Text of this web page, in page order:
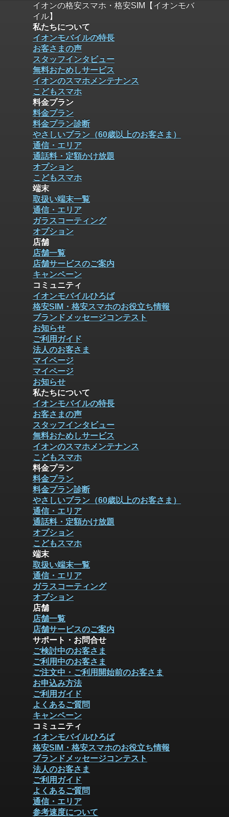
イオンの格安スマホ・格安SIM【イオンモバ
イル】
私たちについて
イオンモバイルの特長
お客さまの声
スタッフインタビュー
無料おためしサービス
イオンのスマホメンテナンス
こどもスマホ
料金プラン
料金プラン
料金プラン診断
やさしいプラン（60歳以上のお客さま）
通信・エリア
通話料・定額かけ放題
オプション
こどもスマホ
端末
取扱い端末一覧
通信・エリア
ガラスコーティング
オプション
店舗
店舗一覧
店舗サービスのご案内
キャンペーン
コミュニティ
イオンモバイルひろば
格安SIM・格安スマホのお役立ち情報
ブランドメッセージコンテスト
お知らせ
ご利用ガイド
法人のお客さま
マイページ
マイページ
お知らせ
私たちについて
イオンモバイルの特長
お客さまの声
スタッフインタビュー
無料おためしサービス
イオンのスマホメンテナンス
こどもスマホ
料金プラン
料金プラン
料金プラン診断
やさしいプラン（60歳以上のお客さま）
通信・エリア
通話料・定額かけ放題
オプション
こどもスマホ
端末
取扱い端末一覧
通信・エリア
ガラスコーティング
オプション
店舗
店舗一覧
店舗サービスのご案内
サポート・お問合せ
ご検討中のお客さま
ご利用中のお客さま
ご注文中・ご利用開始前のお客さま
お申込み方法
ご利用ガイド
よくあるご質問
キャンペーン
コミュニティ
イオンモバイルひろば
格安SIM・格安スマホのお役立ち情報
ブランドメッセージコンテスト
法人のお客さま
ご利用ガイド
よくあるご質問
通信・エリア
参考速度について